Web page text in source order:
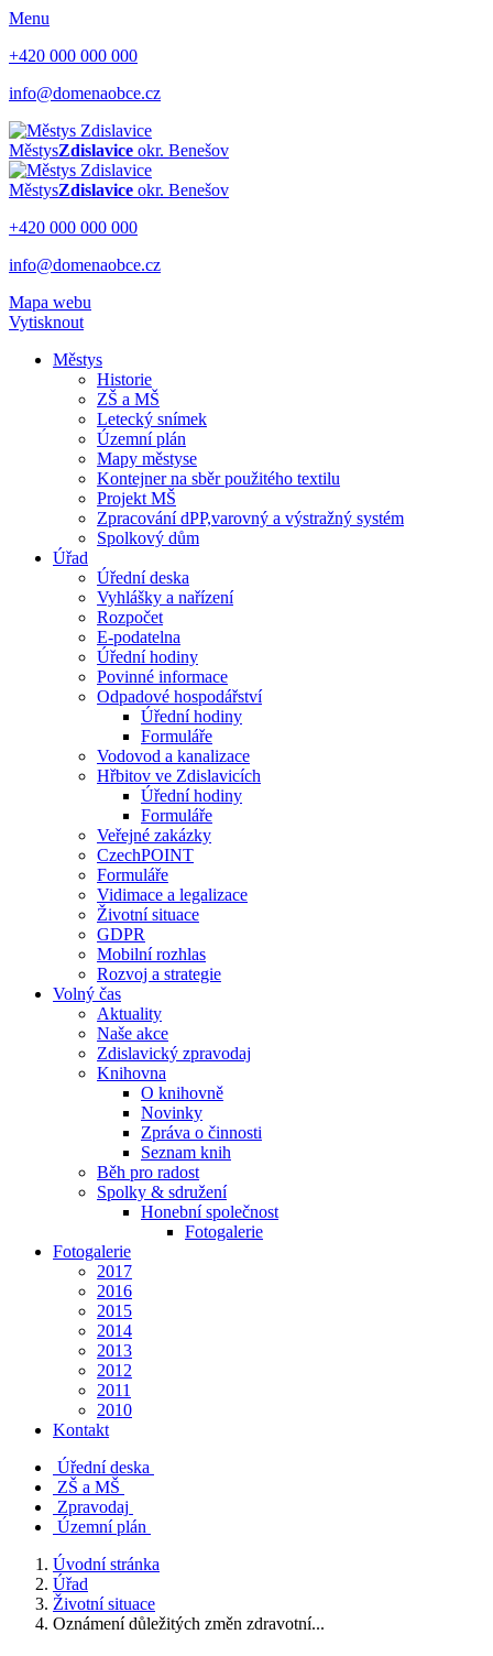
Menu
+420 000 000 000
info@domenaobce.cz
MěstysZdislavice okr. Benešov
MěstysZdislavice okr. Benešov
+420 000 000 000
info@domenaobce.cz
Mapa webu
Vytisknout
Městys
Historie
ZŠ a MŠ
Letecký snímek
Územní plán
Mapy městyse
Kontejner na sběr použitého textilu
Projekt MŠ
Zpracování dPP,varovný a výstražný systém
Spolkový dům
Úřad
Úřední deska
Vyhlášky a nařízení
Rozpočet
E-podatelna
Úřední hodiny
Povinné informace
Odpadové hospodářství
Úřední hodiny
Formuláře
Vodovod a kanalizace
Hřbitov ve Zdislavicích
Úřední hodiny
Formuláře
Veřejné zakázky
CzechPOINT
Formuláře
Vidimace a legalizace
Životní situace
GDPR
Mobilní rozhlas
Rozvoj a strategie
Volný čas
Aktuality
Naše akce
Zdislavický zpravodaj
Knihovna
O knihovně
Novinky
Zpráva o činnosti
Seznam knih
Běh pro radost
Spolky & sdružení
Honební společnost
Fotogalerie
Fotogalerie
2017
2016
2015
2014
2013
2012
2011
2010
Kontakt
Úřední deska
ZŠ a MŠ
Zpravodaj
Územní plán
Úvodní stránka
Úřad
Životní situace
Oznámení důležitých změn zdravotní...